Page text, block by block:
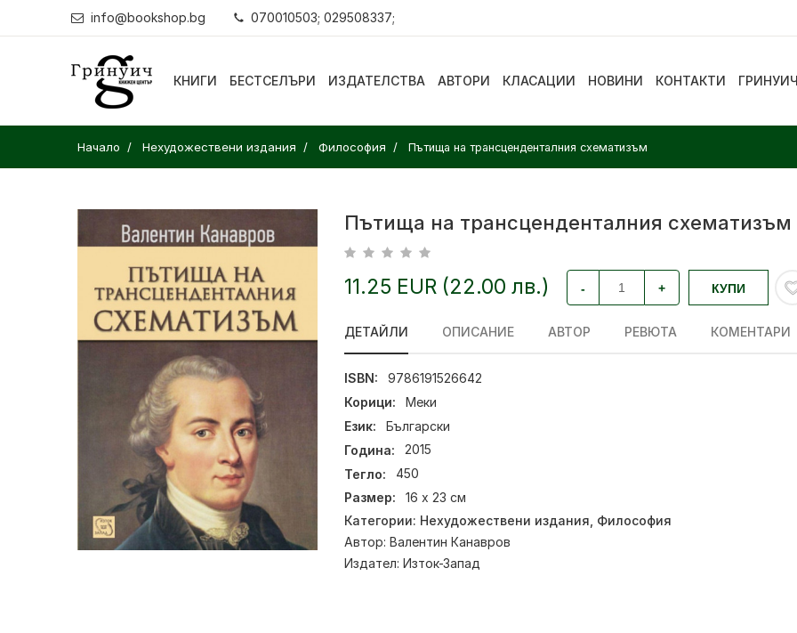
info@bookshop.bg 070010503; 029508337;
КНИГИ БЕСТСЕЛЪРИ ИЗДАТЕЛСТВА АВТОРИ КЛАСАЦИИ НОВИНИ КОНТАКТИ ГРИНУИЧ
Начало Нехудожествени издания Философия Пътища на трансценденталния схематизъм
Пътища на трансценденталния схематизъм
11.25 EUR (22.00 лв.) - + КУПИ
ДЕТАЙЛИ ОПИСАНИЕ АВТОР РЕВЮТА КОМЕНТАРИ
ISBN:
9786191526642
Корици:
Меки
Език:
Български
Година:
2015
Тегло:
450
Размер:
16 x 23 см
Категории: Нехудожествени издания Философия
Автор: Валентин Канавров
Издател: Изток-Запад